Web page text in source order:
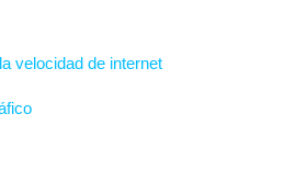
velocidad de internet